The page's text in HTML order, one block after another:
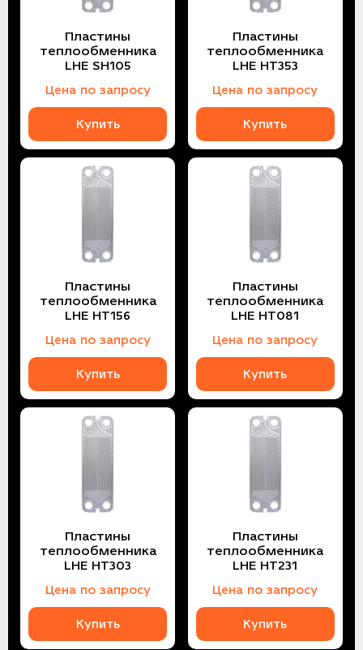
Пластины
теплообменника
LHE SH105
Цена по запросу
Купить
Пластины
теплообменника
LHE HT353
Цена по запросу
Купить
Пластины
теплообменника
LHE HT156
Цена по запросу
Купить
Пластины
теплообменника
LHE HT081
Цена по запросу
Купить
Пластины
теплообменника
LHE HT303
Цена по запросу
Купить
Пластины
теплообменника
LHE HT231
Цена по запросу
Купить